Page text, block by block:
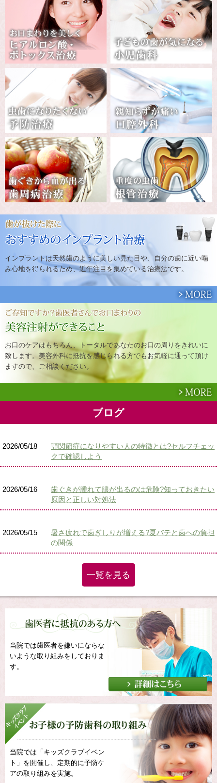
インプラントは天然歯のように美しい見た目や、自分の歯に近い噛
み心地を得られるため、近年注目を集めている治療法です。
お口のケアはもちろん、トータルであなたのお口の周りをきれいに
致します。美容外科に抵抗を感じられる方でもお気軽に通って頂け
ますので、ご相談ください。
ブログ
2026/05/18
顎関節症になりやすい人の特徴とは?セルフチェッ
クで確認しよう
2026/05/16
歯ぐきが腫れて膿が出るのは危険?知っておきたい
原因と正しい対処法
2026/05/15
暑さ疲れで歯ぎしりが増える?夏バテと歯への負担
の関係
一覧を見る
当院では歯医者を嫌いにならな
いような取り組みをしておりま
す。
当院では「キッズクラブイベン
ト」を開催し、定期的に予防ケ
アの取り組みを実施。